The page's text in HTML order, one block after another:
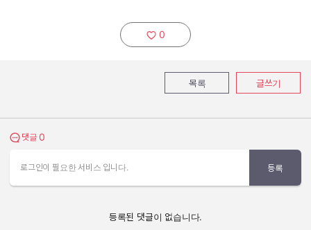
추천하기:
0
목록 글쓰기
댓글 보기
댓글 0
로그인이 필요한 서비스 입니다. 등록
등록된 댓글이 없습니다.